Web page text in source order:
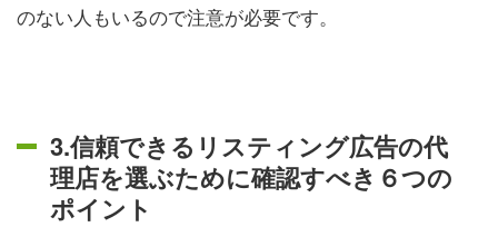
のない人もいるので注意が必要です。
3.信頼できるリスティング広告の代
理店を選ぶために確認すべき６つの
ポイント